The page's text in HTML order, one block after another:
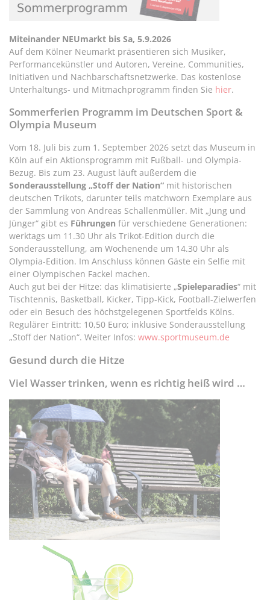
Miteinander NEUmarkt bis Sa, 5.9.2026
Auf dem Kölner Neumarkt präsentieren sich Musiker,
Performancekünstler und Autoren, Vereine, Communities,
Initiativen und Nachbarschaftsnetzwerke. Das kostenlose
Unterhaltungs- und Mitmachprogramm finden Sie hier.
Sommerferien Programm im Deutschen Sport &
Olympia Museum
Vom 18. Juli bis zum 1. September 2026 setzt das Museum in
Köln auf ein Aktionsprogramm mit Fußball- und Olympia-
Bezug. Bis zum 23. August läuft außerdem die
Sonderausstellung „Stoff der Nation“ mit historischen
deutschen Trikots, darunter teils matchworn Exemplare aus
der Sammlung von Andreas Schallenmüller. Mit „Jung und
Jünger“ gibt es Führungen für verschiedene Generationen:
werktags um 11.30 Uhr als Trikot-Edition durch die
Sonderausstellung, am Wochenende um 14.30 Uhr als
Olympia-Edition. Im Anschluss können Gäste ein Selfie mit
einer Olympischen Fackel machen.
Auch gut bei der Hitze: das klimatisierte „Spieleparadies“ mit
Tischtennis, Basketball, Kicker, Tipp-Kick, Football-Zielwerfen
oder ein Besuch des höchstgelegenen Sportfelds Kölns.
Regulärer Eintritt: 10,50 Euro; inklusive Sonderausstellung
„Stoff der Nation“. Weiter Infos: www.sportmuseum.de
Gesund durch die Hitze
Viel Wasser trinken, wenn es richtig heiß wird …